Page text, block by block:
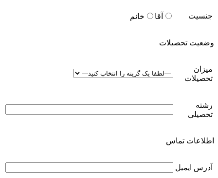
جنسیت آقا خانم
وضعیت تحصیلات
میزان
تحصیلات
رشته
تحصیلی
اطلاعات تماس
آدرس ایمیل